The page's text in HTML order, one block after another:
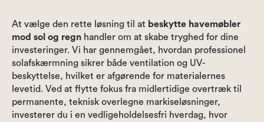
At vælge den rette løsning til at beskytte havemøbler
mod sol og regn handler om at skabe tryghed for dine
investeringer. Vi har gennemgået, hvordan professionel
solafskærmning sikrer både ventilation og UV-
beskyttelse, hvilket er afgørende for materialernes
levetid. Ved at flytte fokus fra midlertidige overtræk til
permanente, teknisk overlegne markiseløsninger,
investerer du i en vedligeholdelsesfri hverdag, hvor